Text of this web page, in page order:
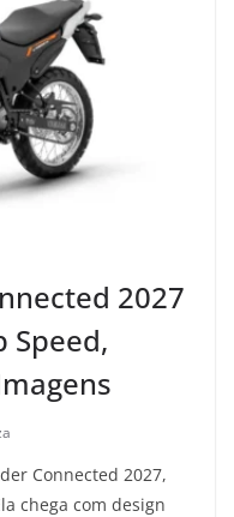
2027
Speed,
Connected 2027,
chega com design